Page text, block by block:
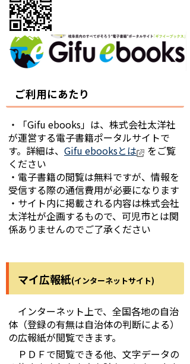
ご利用にあたり
・「Gifu ebooks」は、株式会社太洋社
が運営する電子書籍ポータルサイトで
す。詳細は、 Gifu ebooksとは
をご覧
ください
・電子書籍の閲覧は無料ですが、情報を
受信する際の通信費用が必要になります
・サイト内に掲載される内容は株式会社
太洋社が企画するもので、可児市とは関
係ありませんのでご了承ください
マイ広報紙(インターネットサイト)
インターネット上で、全国各地の自治
体（登録の有無は自治体の判断による）
の広報紙が閲覧できます。
ＰＤＦで閲覧できる他、文字データの